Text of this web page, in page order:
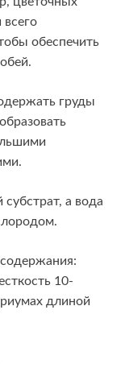
обеспечить
груды
а вода
10-
длиной